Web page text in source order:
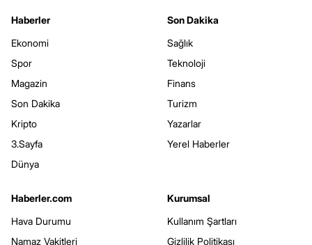
Haberler
Ekonomi
Spor
Magazin
Son Dakika
Kripto
3.Sayfa
Dünya
Son Dakika
Sağlık
Teknoloji
Finans
Turizm
Yazarlar
Yerel Haberler
Haberler.com
Hava Durumu
Namaz Vakitleri
Kurumsal
Kullanım Şartları
Gizlilik Politikası